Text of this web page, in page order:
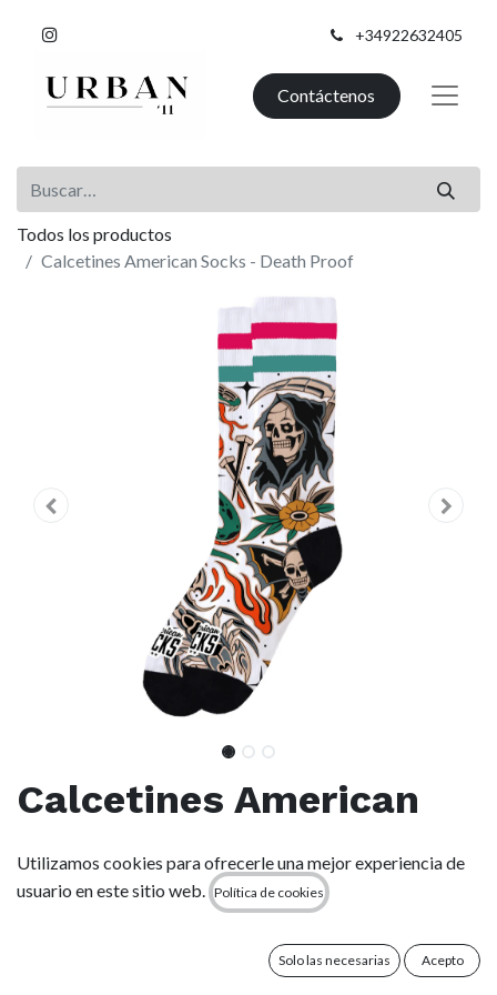
+34922632405
Contáctenos
Todos los productos
Calcetines American Socks - Death Proof
Calcetines American
Socks - Death Proof
(0 reseña)
-Dos tallas para un ajuste perfecto
-Diseñado para la acción y la comodidad.
Utilizamos cookies para ofrecerle una mejor experiencia de
usuario en este sitio web.
Política de cookies
Solo las necesarias Acepto